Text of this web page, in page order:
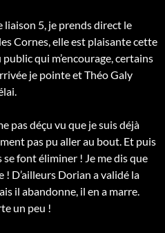
liaison 5, je prends direct le
Cornes, elle est plaisante cette
qui m’encourage, certains
je pointe et Théo Galy
pas déçu vu que je suis déjà
pas pu aller au bout. Et puis
se font éliminer ! Je me dis que
! D’ailleurs Dorian a validé la
il abandonne, il en a marre.
un peu !